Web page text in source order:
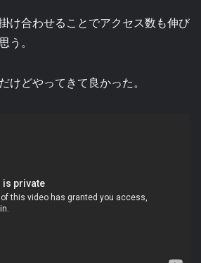
け合わせることでアクセス数も伸び
う。
けどやってきて良かった。